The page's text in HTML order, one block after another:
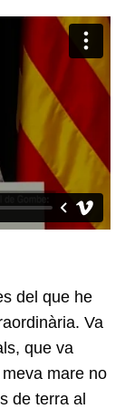
del que he
Va
que va
mare no
de terra al